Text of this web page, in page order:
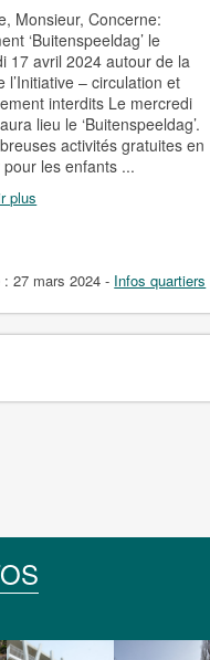
Monsieur, Concerne:
‘Buitenspeeldag’ le
17 avril 2024 autour de la
l’Initiative – circulation et
interdits Le mercredi
lieu le ‘Buitenspeeldag’.
activités gratuites en
les enfants ...
plus
:27 mars 2024 - Infos quartiers